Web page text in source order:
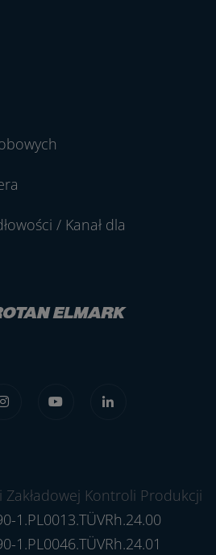
/ Kanał dla
Kontroli Produkcji
1.PL0013.TÜVRh.24.00
1.PL0046.TÜVRh.24.01